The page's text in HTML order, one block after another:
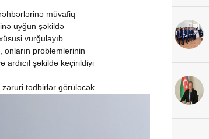
müvafiq
uyğun şəkildə
vurğulayıb.
onların problemlərinin
şəkildə keçirildiyi
zəruri tədbirlər görüləcək.